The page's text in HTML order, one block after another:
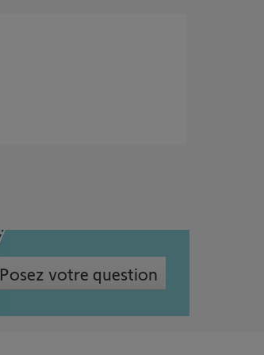
Posez votre question